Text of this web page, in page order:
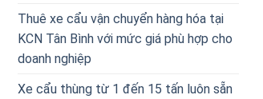
Thuê xe cẩu vận chuyển hàng hóa tại
KCN Tân Bình với mức giá phù hợp cho
doanh nghiệp
Xe cẩu thùng từ 1 đến 15 tấn luôn sẵn